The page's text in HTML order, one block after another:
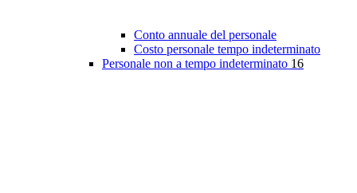
Conto annuale del personale
Costo personale tempo indeterminato
Personale non a tempo indeterminato 16